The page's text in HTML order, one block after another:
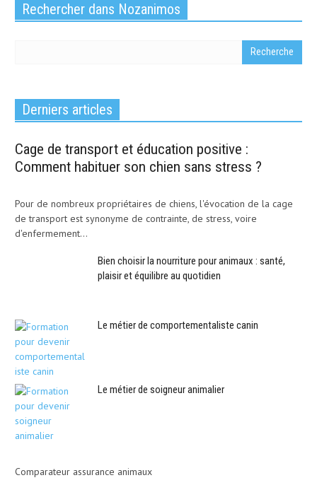
Rechercher dans Nozanimos
Derniers articles
Cage de transport et éducation positive :
Comment habituer son chien sans stress ?
Pour de nombreux propriétaires de chiens, l'évocation de la cage
de transport est synonyme de contrainte, de stress, voire
d'enfermement...
Bien choisir la nourriture pour animaux : santé,
plaisir et équilibre au quotidien
Le métier de comportementaliste canin
Le métier de soigneur animalier
Comparateur assurance animaux